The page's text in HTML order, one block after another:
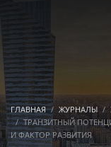
ГЛАВНАЯ ЖУРНАЛЫ
ТРАНЗИТНЫЙ
И ФАКТОР РАЗВИТИЯ